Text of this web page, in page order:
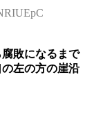
敗になるまで
左の方の崖沿